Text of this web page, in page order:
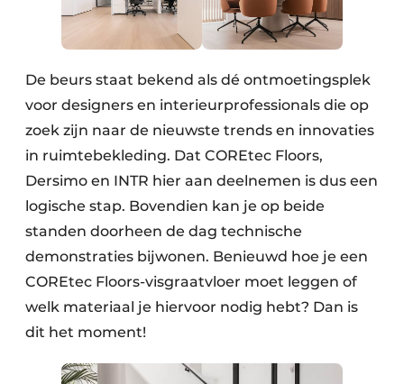
De beurs staat bekend als dé ontmoetingsplek
voor designers en interieurprofessionals die op
zoek zijn naar de nieuwste trends en innovaties
in ruimtebekleding. Dat COREtec Floors,
Dersimo en INTR hier aan deelnemen is dus een
logische stap. Bovendien kan je op beide
standen doorheen de dag technische
demonstraties bijwonen. Benieuwd hoe je een
COREtec Floors-visgraatvloer moet leggen of
welk materiaal je hiervoor nodig hebt? Dan is
dit het moment!